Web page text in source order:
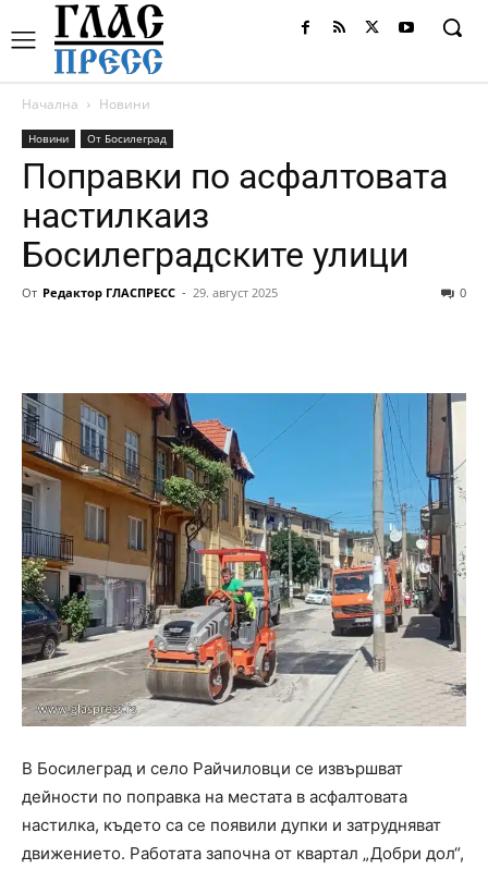
Начална Новини
Новини От Босилеград
Поправки по асфалтовата
настилкаиз
Босилеградските улици
От Редактор ГЛАСПРЕСС - 29. август 2025 0
В Босилеград и село Райчиловци се извършват
дейности по поправка на местата в асфалтовата
настилка, където са се появили дупки и затрудняват
движението. Работата започна от квартал „Добри дол“,